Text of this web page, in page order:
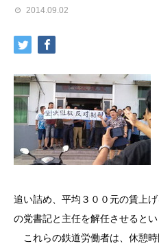
2014.09.02
追い詰め、平均３００元の賃上
の党書記と主任を解任させるとい
これらの鉄道労働者は、休憩